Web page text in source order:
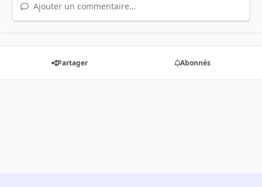
Ajouter un commentaire…
Partager Abonnés